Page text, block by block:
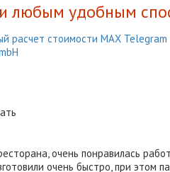
любым удобным
расчет стоимости МАХ Telegram
очень понравилась
очень быстро, при этом